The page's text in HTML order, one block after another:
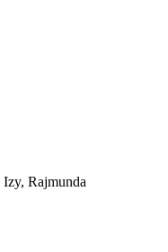
Izy, Rajmunda